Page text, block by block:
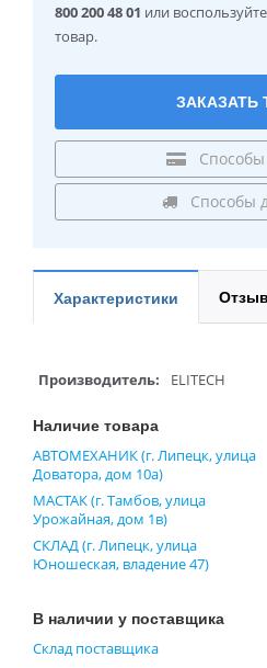
800 200 48 01 или
товар.
ЗАКАЗАТЬ
Способы
Характеристики
Производитель: ELITECH
Наличие товара
АВТОМЕХАНИК (г. Липецк, улица
Доватора, дом 10а)
МАСТАК (г. Тамбов, улица
Урожайная, дом 1в)
СКЛАД (г. Липецк, улица
Юношеская, владение 47)
В наличии у поставщика
Склад поставщика